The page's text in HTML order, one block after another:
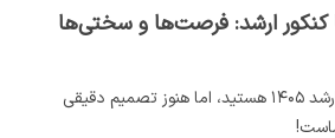
با کنکور ارشد: فرصت‌ها و سختی‌ها
اگر به فکر شرکت در کنکور ارشد ۱۴۰۵ هستید، اما هنوز تصمیم دقیقی